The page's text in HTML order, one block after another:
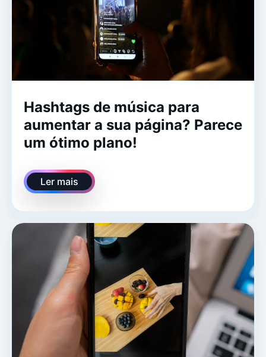
Hashtags de música para
aumentar a sua página? Parece
um ótimo plano!
Ler mais